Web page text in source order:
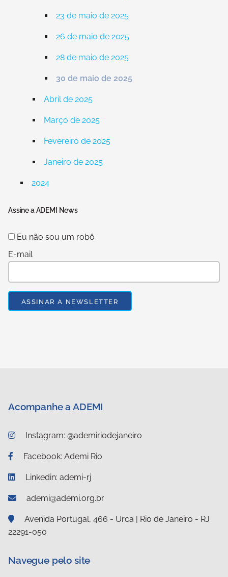
23 de maio de 2025
26 de maio de 2025
28 de maio de 2025
30 de maio de 2025
Abril de 2025
Março de 2025
Fevereiro de 2025
Janeiro de 2025
2024
Assine a ADEMI News
Eu não sou um robô
E-mail
Acompanhe a ADEMI
Instagram: @ademiriodejaneiro
Facebook: Ademi Rio
Linkedin: ademi-rj
ademi@ademi.org.br
Avenida Portugal, 466 - Urca | Rio de Janeiro - RJ
22291-050
Navegue pelo site